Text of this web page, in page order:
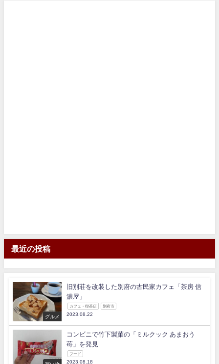
最近の投稿
グルメ
旧別荘を改装した別府の古民家カフェ「茶房 信
濃屋」
カフェ・喫茶店 別府市
2023.08.22
コンビニで竹下製菓の「ミルクック あまおう
苺」を発見
フード
2023.08.18